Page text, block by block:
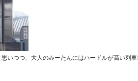
いつつ、大人のみーたんにはハードルが高い列